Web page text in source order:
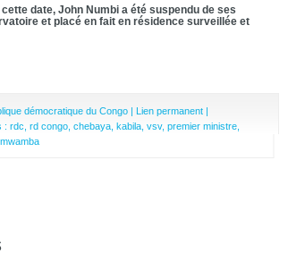
date, John Numbi a été suspendu de ses
et placé en fait en résidence surveillée et
démocratique du Congo | Lien permanent |
: rdc rd congo chebaya kabila vsv, premier ministre
mwamba